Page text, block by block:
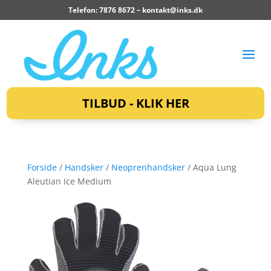
Telefon: 7876 8672 – kontakt@inks.dk
TILBUD - KLIK HER
Forside/ Handsker/ Neoprenhandsker/ Aqua Lung
Aleutian Ice Medium